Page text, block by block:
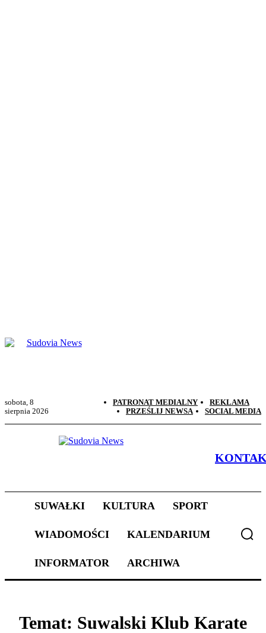
sobota, 8
sierpnia 2026
PATRONAT MEDIALNY
REKLAMA
PRZEŚLIJ NEWSA
SOCIAL MEDIA
SUWAŁKI KULTURA SPORT
WIADOMOŚCI KALENDARIUM
INFORMATOR ARCHIWA
Temat: Suwalski Klub Karate